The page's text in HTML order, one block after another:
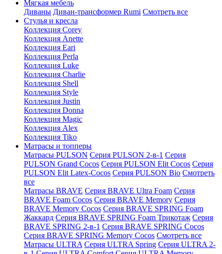
Мягкая мебель
Диваны Диван-трансформер Rumi Смотреть все
Стулья и кресла
Коллекция Corey
Коллекция Anette
Коллекция Eari
Коллекция Perla
Коллекция Luke
Коллекция Charlie
Коллекция Shell
Коллекция Style
Коллекция Justin
Коллекция Donna
Коллекция Magic
Коллекция Alex
Коллекция Tiko
Матрасы и топперы
Матрасы PULSON Серия PULSON 2-в-1 Серия
PULSON Grand Cocos Серия PULSON Elit Cocos Серия
PULSON Elit Latex-Cocos Серия PULSON Bio Смотреть
все
Матрасы BRAVE Серия BRAVE Ultra Foam Серия
BRAVE Foam Cocos Серия BRAVE Memory Серия
BRAVE Memory Cocos Серия BRAVE SPRING Foam
Жаккард Серия BRAVE SPRING Foam Трикотаж Серия
BRAVE SPRING 2-в-1 Серия BRAVE SPRING Cocos
Серия BRAVE SPRING Memory Cocos Смотреть все
Матрасы ULTRA Серия ULTRA Spring Серия ULTRA 2-